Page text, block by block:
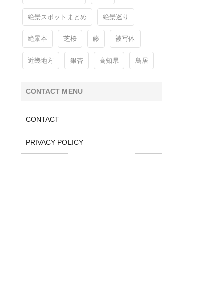
絶景スポットまとめ 絶景巡り
絶景本 芝桜 藤 被写体
近畿地方 銀杏 高知県 鳥居
CONTACT MENU
CONTACT
PRIVACY POLICY